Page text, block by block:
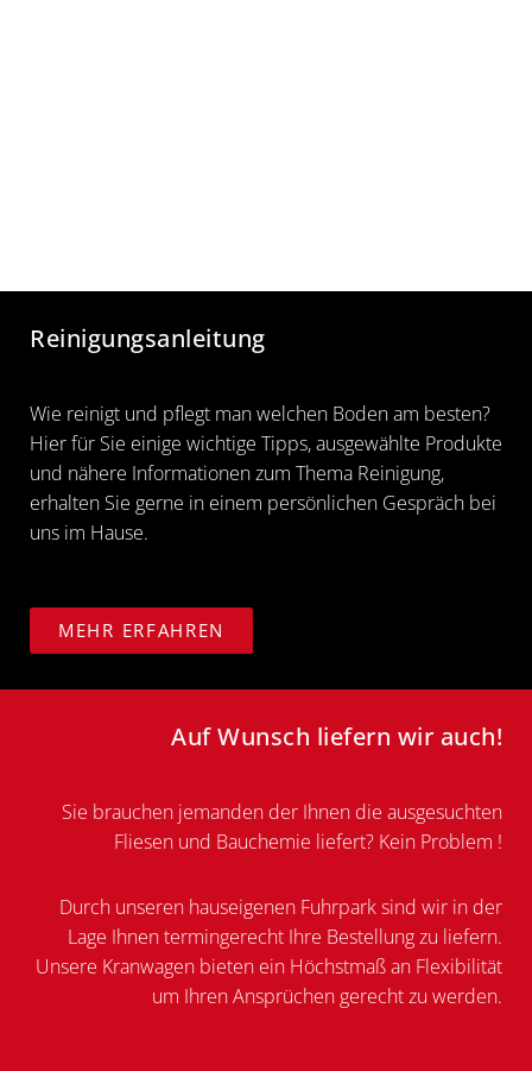
Reinigungsanleitung
Wie reinigt und pflegt man welchen Boden am besten?
Hier für Sie einige wichtige Tipps, ausgewählte Produkte
und nähere Informationen zum Thema Reinigung,
erhalten Sie gerne in einem persönlichen Gespräch bei
uns im Hause.
MEHR ERFAHREN
Auf Wunsch liefern wir auch!
Sie brauchen jemanden der Ihnen die ausgesuchten
Fliesen und Bauchemie liefert? Kein Problem !
Durch unseren hauseigenen Fuhrpark sind wir in der
Lage Ihnen termingerecht Ihre Bestellung zu liefern.
Unsere Kranwagen bieten ein Höchstmaß an Flexibilität
um Ihren Ansprüchen gerecht zu werden.